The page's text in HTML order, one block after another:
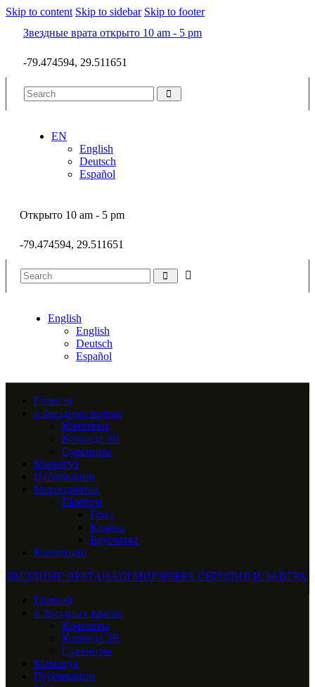
Skip to content Skip to sidebar Skip to footer
Звездные врата открыто 10 am - 5 pm
-79.474594, 29.511651
EN
English
Deutsch
Español
Открыто 10 am - 5 pm
-79.474594, 29.511651
English
English
Deutsch
Español
Главная
о Звездных вратах
Контакты
Команда ЗВ
Сувениры
Маршрут
Публикации
Мероприятия
Галерии
Грид
Кладка
Брусчатка
Коллекции
ЗВЕЗДНЫЕ ВРАТАНАШ МИР ВЧЕРА СЕГОДНЯ И ЗАВТРА
Главная
о Звездных вратах
Контакты
Команда ЗВ
Сувениры
Маршрут
Публикации